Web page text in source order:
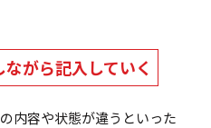
がら記入していく
内容や状態が違うといった